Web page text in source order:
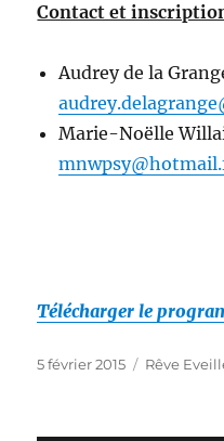
Contact et
Audrey de la
Marie-Noëlle
Télécharger le
Publié
5 février 2015 Catégories
Rêve